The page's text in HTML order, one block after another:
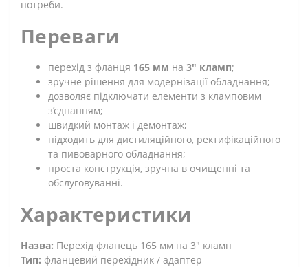
потреби.
Переваги
перехід з фланця 165 мм на 3" кламп;
зручне рішення для модернізації обладнання;
дозволяє підключати елементи з кламповим
з’єднанням;
швидкий монтаж і демонтаж;
підходить для дистиляційного, ректифікаційного
та пивоварного обладнання;
проста конструкція, зручна в очищенні та
обслуговуванні.
Характеристики
Назва: Перехід фланець 165 мм на 3" кламп
Тип: фланцевий перехідник / адаптер